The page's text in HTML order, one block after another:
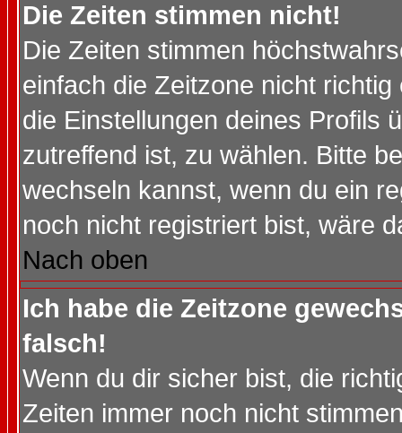
Die Zeiten stimmen nicht!
Die Zeiten stimmen
einfach die Zeitzone nicht
die Einstellungen deines Profils
zutreffend ist, zu wählen. Bitte
wechseln kannst, wenn du ein
noch nicht registriert bist, wäre
Nach oben
Ich habe die Zeitzone
falsch!
Wenn du dir sicher bist, die
Zeiten immer noch nicht